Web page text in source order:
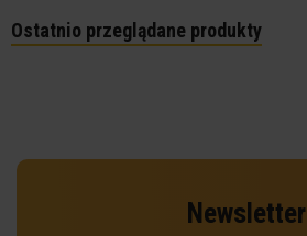
Ostatnio przeglądane produkty
Newsletter